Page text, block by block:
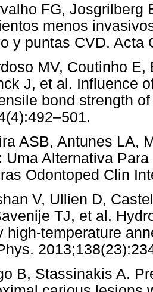
FG, Josgrilberg
menos
y puntas CVD. Acta
MV, Coutinho
J, et al. Influence
bond strength
ASB, Antunes LA,
Uma Alternativa
Odontoped Clin
V, Ullien D,
TJ, et al.
high-temperature
B, Stassinakis A.